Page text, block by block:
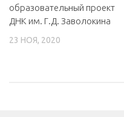
образовательный проект
ДНК им. Г.Д. Заволокина
23 НОЯ, 2020